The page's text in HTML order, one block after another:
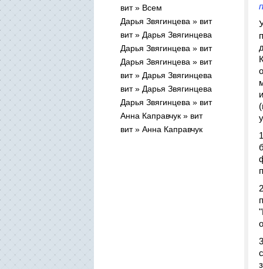
вит » Всем
Дарья Звягинцева » вит
вит » Дарья Звягинцева
Дарья Звягинцева » вит
Дарья Звягинцева » вит
вит » Дарья Звягинцева
вит » Дарья Звягинцева
Дарья Звягинцева » вит
Анна Каправчук » вит
вит » Анна Каправчук